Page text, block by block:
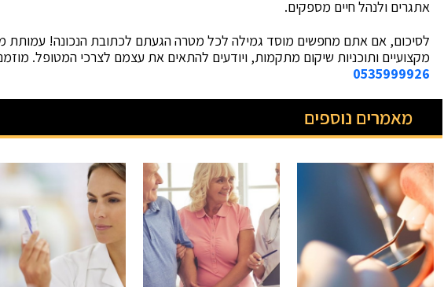
אתגרים ולנהל חיים מספקים.
לסיכום, אם אתם מחפשים מוסד גמילה לכל מטרה הגעתם לכתובת הנכונה! עמותת
מקצועיים ותוכניות שיקום מתקמות, ויודעים להתאים את עצמם לצרכי המטופל.
0535999926
מאמרים נוספים